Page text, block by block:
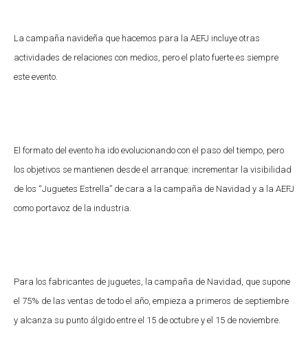
La campaña navideña que hacemos para la AEFJ incluye otras
actividades de relaciones con medios, pero el plato fuerte es siempre
este evento.
El formato del evento ha ido evolucionando con el paso del tiempo, pero
los objetivos se mantienen desde el arranque: incrementar la visibilidad
de los “Juguetes Estrella” de cara a la campaña de Navidad y a la AEFJ
como portavoz de la industria.
Para los fabricantes de juguetes, la campaña de Navidad, que supone
el 75% de las ventas de todo el año, empieza a primeros de septiembre
y alcanza su punto álgido entre el 15 de octubre y el 15 de noviembre.